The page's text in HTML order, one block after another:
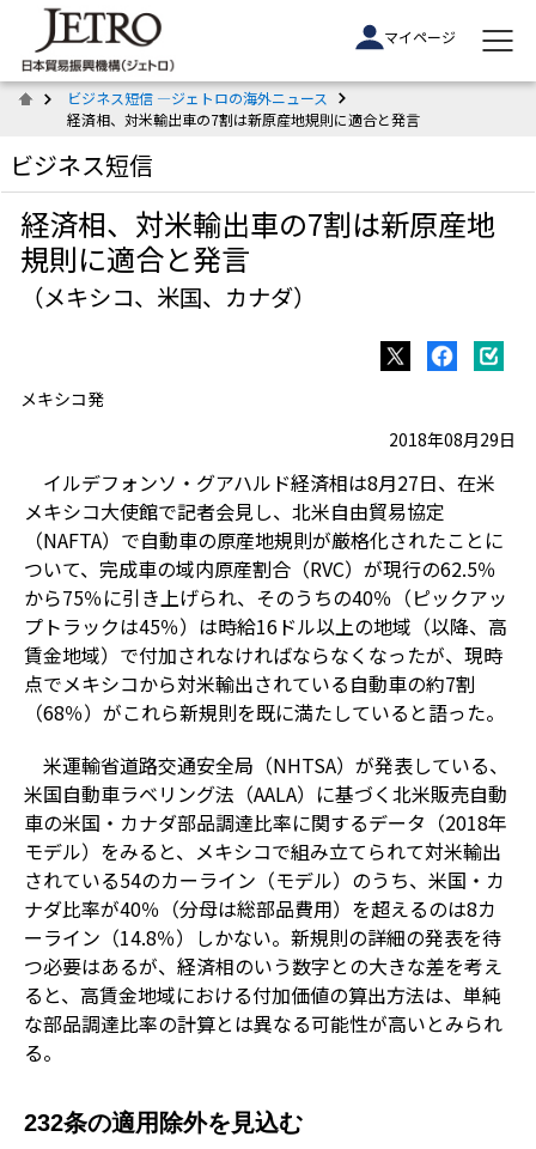
マイページ
ビジネス短信 ―ジェトロの海外ニュース
経済相、対米輸出車の7割は新原産地規則に適合と発言
ビジネス短信
経済相、対米輸出車の7割は新原産地
規則に適合と発言
（メキシコ、米国、カナダ）
メキシコ発
2018年08月29日
イルデフォンソ・グアハルド経済相は8月27日、在米
メキシコ大使館で記者会見し、北米自由貿易協定
（NAFTA）で自動車の原産地規則が厳格化されたことに
ついて、完成車の域内原産割合（RVC）が現行の62.5％
から75％に引き上げられ、そのうちの40％（ピックアッ
プトラックは45％）は時給16ドル以上の地域（以降、高
賃金地域）で付加されなければならなくなったが、現時
点でメキシコから対米輸出されている自動車の約7割
（68％）がこれら新規則を既に満たしていると語った。
米運輸省道路交通安全局（NHTSA）が発表している、
米国自動車ラベリング法（AALA）に基づく北米販売自動
車の米国・カナダ部品調達比率に関するデータ（2018年
モデル）をみると、メキシコで組み立てられて対米輸出
されている54のカーライン（モデル）のうち、米国・カ
ナダ比率が40％（分母は総部品費用）を超えるのは8カ
ーライン（14.8％）しかない。新規則の詳細の発表を待
つ必要はあるが、経済相のいう数字との大きな差を考え
ると、高賃金地域における付加価値の算出方法は、単純
な部品調達比率の計算とは異なる可能性が高いとみられ
る。
232条の適用除外を見込む